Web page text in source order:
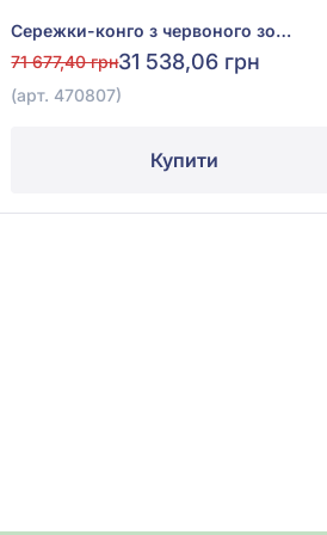
Сережки-конго з червоного золота 585° з Перлами, арт. 470807
71 677,40 грн31 538,06 грн
(арт. 470807)
Купити